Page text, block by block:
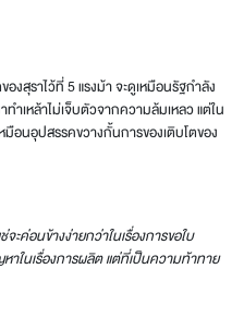
งสุราไว้ที่ 5 แรงม้า จะดูเหมือนรัฐกำลัง
ำเหล้าไม่เจ็บตัวจากความล้มเหลว แต่ใน
อนอุปสรรคขวางกั้นการของเติบโตของ
ะค่อนข้างง่ายกว่าในเรื่องการขอใบ
ในเรื่องการผลิต แต่ที่เป็นความท้าทาย